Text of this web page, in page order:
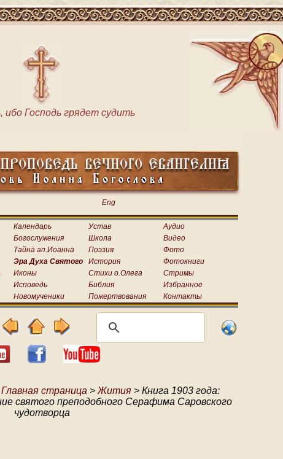
ибо Господь грядет судить
Eng
Календарь Устав
Аудио
Богослужения Школа
Видео
Тайна ап.Иоанна Поэзия
Фото
Эра Духа Святого История
Фотокниги
Иконы Стихи о.Олега
Стримы
Исповедь Библия
Избранное
Новомученики Пожертвования Контакты
Главная страница > Жития> Книга 1903 года:
святого преподобного Серафима Саровского
чудотворца